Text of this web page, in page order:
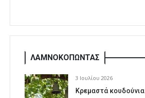
ΛΑΜΝΟΚΟΠΩΝΤΑΣ
3 Ιουλίου 2026
Κρεμαστά κουδούνια